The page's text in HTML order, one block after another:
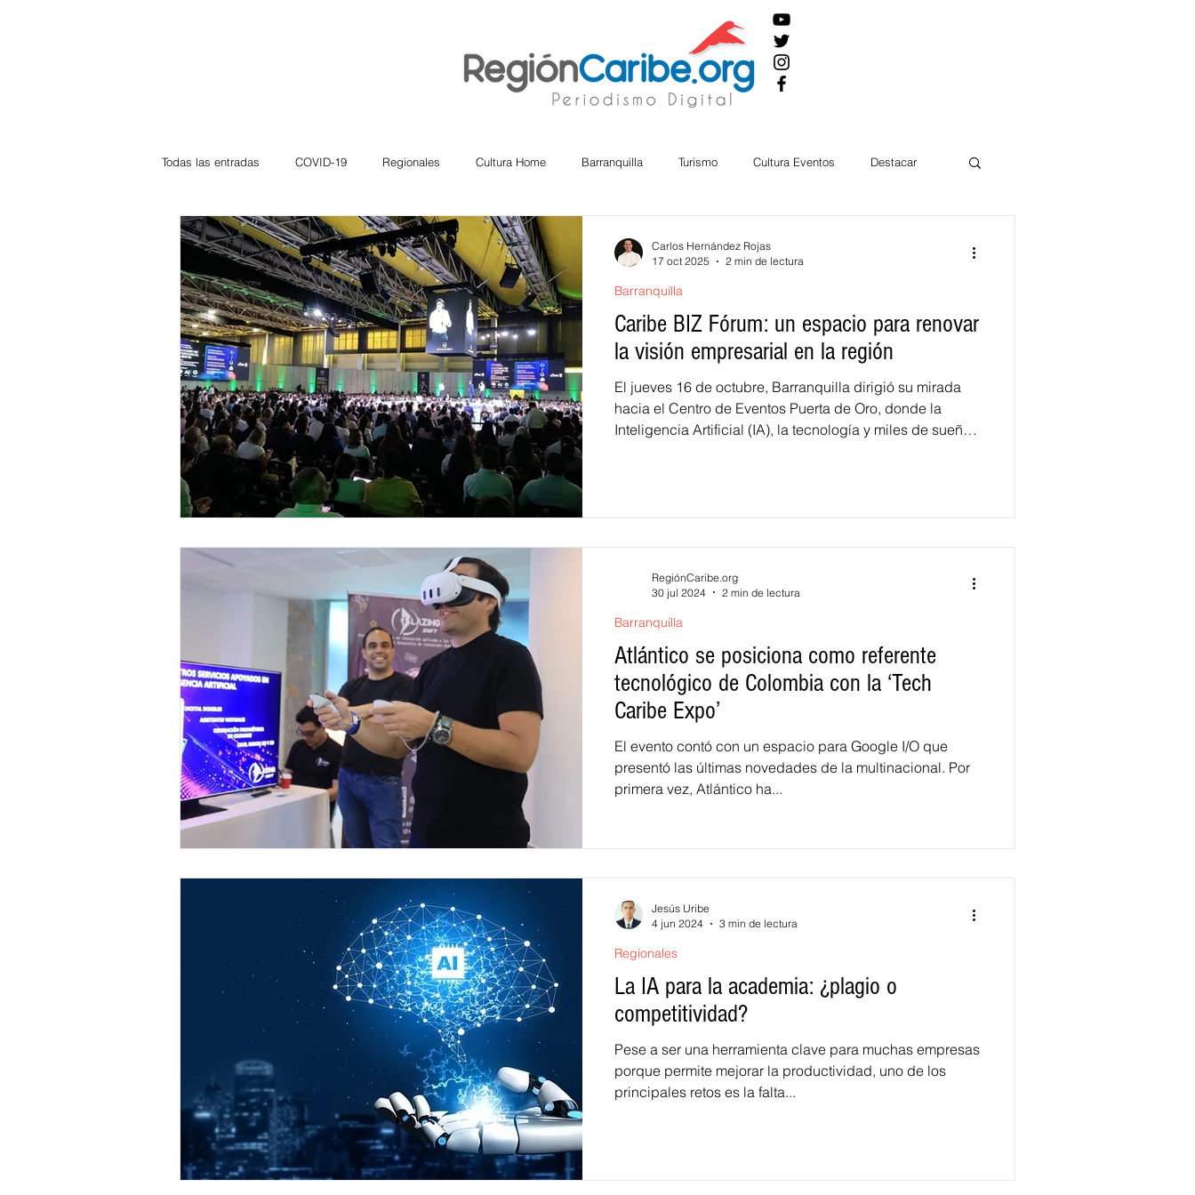
Todas las entradas COVID-19 Regionales Cultura Home Barranquilla Turismo Cultura Eventos Destacar
Deportes Atlántico La Guajira Cesar English
Córdoba Bloggeros Hermanos Mayores Economía
Carnaval Educación BID BIENESTAR AMBIENTAL
Caribe BIZ Fórum: un espacio para renovar
la visión empresarial en la región
El jueves 16 de octubre, Barranquilla dirigió su mirada
hacia el Centro de Eventos Puerta de Oro, donde la
Inteligencia Artificial (IA), la tecnología y miles de sueños
Barranquilla
Carlos Hernández Rojas
17 oct 2025
2 min de lectura
Atlántico se posiciona como referente
tecnológico de Colombia con la ‘Tech
Caribe Expo’
El evento contó con un espacio para Google I/O que
presentó las últimas novedades de la multinacional. Por
primera vez, Atlántico ha...
Barranquilla
RegiónCaribe.org
30 jul 2024
2 min de lectura
La IA para la academia: ¿plagio o
competitividad?
Pese a ser una herramienta clave para muchas empresas
porque permite mejorar la productividad, uno de los
principales retos es la falta...
Regionales
Jesús Uribe
4 jun 2024
3 min de lectura